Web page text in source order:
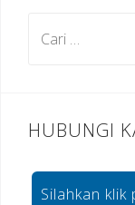
o
HUBUNGI
Silahkan